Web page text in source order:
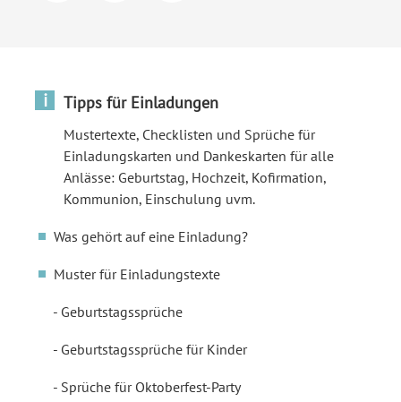
i Tipps für Einladungen
Mustertexte, Checklisten und Sprüche für
Einladungskarten und Dankeskarten für alle
Anlässe: Geburtstag, Hochzeit, Kofirmation,
Kommunion, Einschulung uvm.
Was gehört auf eine Einladung?
Muster für Einladungstexte
Geburtstagssprüche
Geburtstagssprüche für Kinder
Sprüche für Oktoberfest-Party